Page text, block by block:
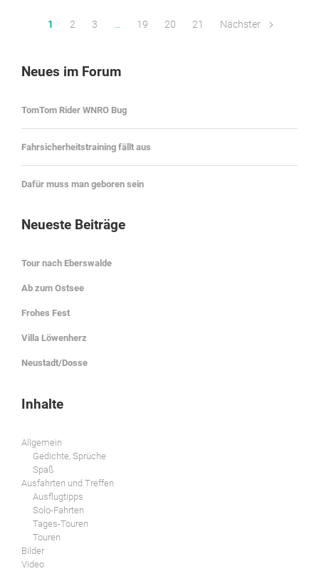
1 2 3 … 19 20 21 Nächster
Neues im Forum
TomTom Rider WNRO Bug
Fahrsicherheitstraining fällt aus
Dafür muss man geboren sein
Neueste Beiträge
Tour nach Eberswalde
Ab zum Ostsee
Frohes Fest
Villa Löwenherz
Neustadt/Dosse
Inhalte
Allgemein
Gedichte, Sprüche
Spaß
Ausfahrten und Treffen
Ausflugtipps
Solo-Fahrten
Tages-Touren
Touren
Bilder
Video